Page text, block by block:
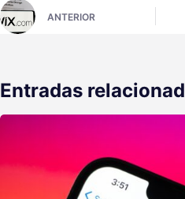
ANTERIOR
Entradas